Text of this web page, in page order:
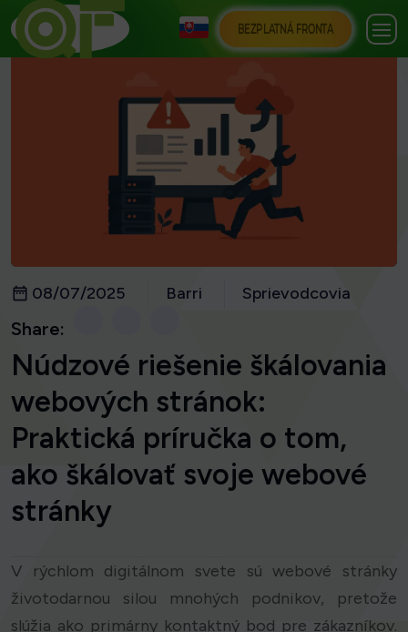
BEZPLATNÁ FRONTA
08/07/2025 Barri Sprievodcovia
Share:
Núdzové riešenie škálovania
webových stránok:
Praktická príručka o tom,
ako škálovať svoje webové
stránky
V rýchlom digitálnom svete sú webové stránky
životodarnou silou mnohých podnikov, pretože
slúžia ako primárny kontaktný bod pre zákazníkov.